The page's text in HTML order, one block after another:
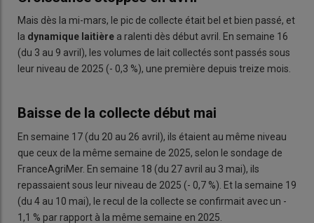
Mais dès la mi-mars, le pic de collecte était bel et bien passé, et
la dynamique laitière a ralenti dès début avril. En semaine 16
(du 3 au 9 avril), les volumes de lait collectés sont passés sous
leur niveau de 2025 (- 0,3 %), une première depuis treize mois.
Baisse de la collecte début mai
En semaine 17 (du 20 au 26 avril), ils étaient au même niveau
que ceux de la même semaine de 2025, selon le sondage de
FranceAgriMer. En semaine 18 (du 27 avril au 3 mai), ils
repassaient sous leur niveau de 2025 (- 0,7 %). Et la semaine 19
(du 4 au 10 mai), le recul de la collecte se confirmait avec un -
1,1 % par rapport à la même semaine en 2025.